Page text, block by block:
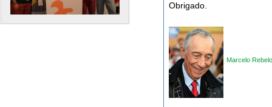
Obrigado.
Marcelo